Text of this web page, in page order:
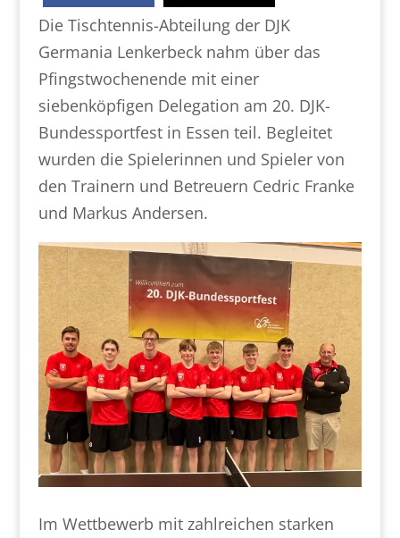
Die Tischtennis-Abteilung der DJK
Germania Lenkerbeck nahm über das
Pfingstwochenende mit einer
siebenköpfigen Delegation am 20. DJK-
Bundessportfest in Essen teil. Begleitet
wurden die Spielerinnen und Spieler von
den Trainern und Betreuern Cedric Franke
und Markus Andersen.
Im Wettbewerb mit zahlreichen starken